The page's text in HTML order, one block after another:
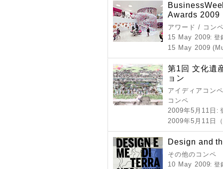
Awards 2009
アワード / コン
15 May 2009: 登
15 May 2009
第1回 文化遺
ョン
アイディアコン
コンペ
2009年5月11日 :
2009年5月11日
Design and
その他のコンペ
10 May 2009: 登